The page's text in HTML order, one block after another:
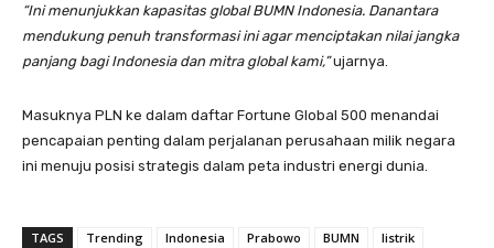
“Ini menunjukkan kapasitas global BUMN Indonesia. Danantara
mendukung penuh transformasi ini agar menciptakan nilai jangka
panjang bagi Indonesia dan mitra global kami,”ujarnya.
Masuknya PLN ke dalam daftar Fortune Global 500 menandai
pencapaian penting dalam perjalanan perusahaan milik negara
ini menuju posisi strategis dalam peta industri energi dunia.
TAGS Trending Indonesia Prabowo BUMN
listrik